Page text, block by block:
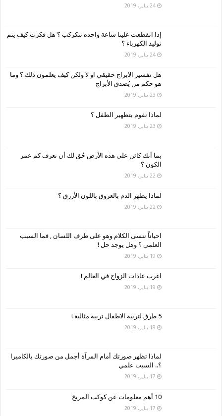
24 يناير، 2019
إذا انقطعت علينا ساعة واحده نتكركب ؟ هل فكرت كيف يتم
توليد الكهرباء ؟
24 يناير، 2019
هل تفسير الابراج حقيقي او لا ولكن كيف يعلمون ذلك ؟ وما
هو حكم من يُصدق الأبراج
23 يناير، 2019
لماذا نقوم بتطهير الطفل ؟
23 يناير، 2019
بما أنك كائن على هذه الأرض حُق لك أن تعرف كم عمر
الكون ؟
22 يناير، 2019
لماذا يظهر الدم بالعروق باللون الأزرق ؟
22 يناير، 2019
احياناً ننسى الكلام وهو على طرف اللسان , فما السبب
العلمي ؟ وهل يوجد حل !
19 يناير، 2019
اغرب عادات الزواج في العالم !
19 يناير، 2019
5 طرق لتربية الاطفال تربية مثالية !
18 يناير، 2019
لماذا تظهر صورتك أمام المرآة أجمل من صورتك بالكاميرا
؟.. السبب علمي
17 يناير، 2019
10 أهم معلومات عن كوكب المريخ
17 يناير، 2019